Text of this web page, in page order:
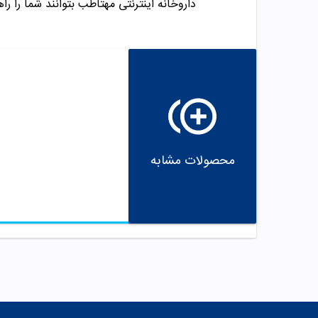
داروخانه اینترنتی مهتاطب بتوانند شما را
محصولات مشابه